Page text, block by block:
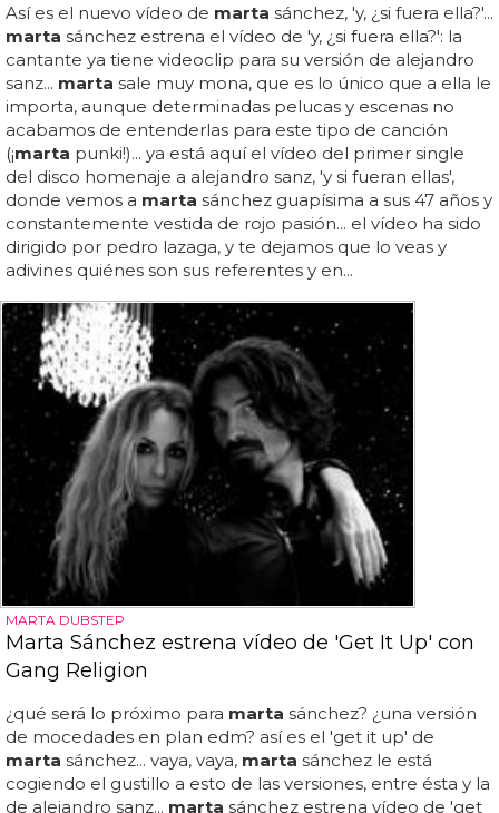
Así es el nuevo vídeo de marta sánchez, 'y, ¿si fuera ella?'...
marta sánchez estrena el vídeo de 'y, ¿si fuera ella?': la
cantante ya tiene videoclip para su versión de alejandro
sanz... marta sale muy mona, que es lo único que a ella le
importa, aunque determinadas pelucas y escenas no
acabamos de entenderlas para este tipo de canción
(¡marta punki!)... ya está aquí el vídeo del primer single
del disco homenaje a alejandro sanz, 'y si fueran ellas',
donde vemos a marta sánchez guapísima a sus 47 años y
constantemente vestida de rojo pasión... el vídeo ha sido
dirigido por pedro lazaga, y te dejamos que lo veas y
adivines quiénes son sus referentes y en...
MARTA DUBSTEP
Marta Sánchez estrena vídeo de 'Get It Up' con
Gang Religion
¿qué será lo próximo para marta sánchez? ¿una versión
de mocedades en plan edm? así es el 'get it up' de
marta sánchez... vaya, vaya, marta sánchez le está
cogiendo el gustillo a esto de las versiones, entre ésta y la
de alejandro sanz... marta sánchez estrena vídeo de 'get